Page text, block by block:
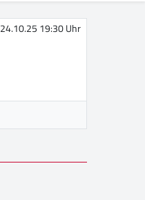
24.10.25 19:30 Uhr